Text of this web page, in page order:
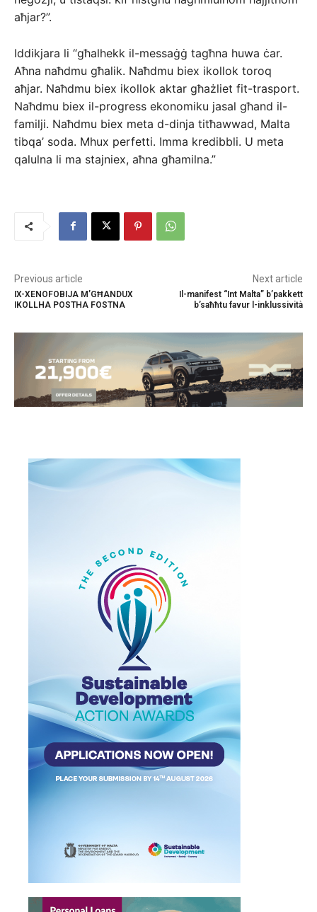
aħjar?”.
Iddikjara li “għalhekk il-messaġġ tagħna huwa ċar.
Aħna naħdmu għalik. Naħdmu biex ikollok toroq
aħjar. Naħdmu biex ikollok aktar għażliet fit-trasport.
Naħdmu biex il-progress ekonomiku jasal għand il-
familji. Naħdmu biex meta d-dinja titħawwad, Malta
tibqa’ soda. Mhux perfetti. Imma kredibbli. U meta
qalulna li ma stajniex, aħna għamilna.”
Previous article
IX-XENOFOBIJA M’GĦANDUX
IKOLLHA POSTHA FOSTNA
Next article
Il-manifest “Int Malta” b’pakkett
b’saħħtu favur l-inklussività